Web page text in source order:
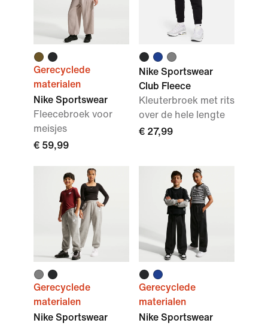
Gerecyclede
materialen
Nike Sportswear
Fleecebroek voor
meisjes
€ 59,99
Nike Sportswear
Club Fleece
Kleuterbroek met rits
over de hele lengte
€ 27,99
Gerecyclede
materialen
Nike Sportswear
Gerecyclede
materialen
Nike Sportswear